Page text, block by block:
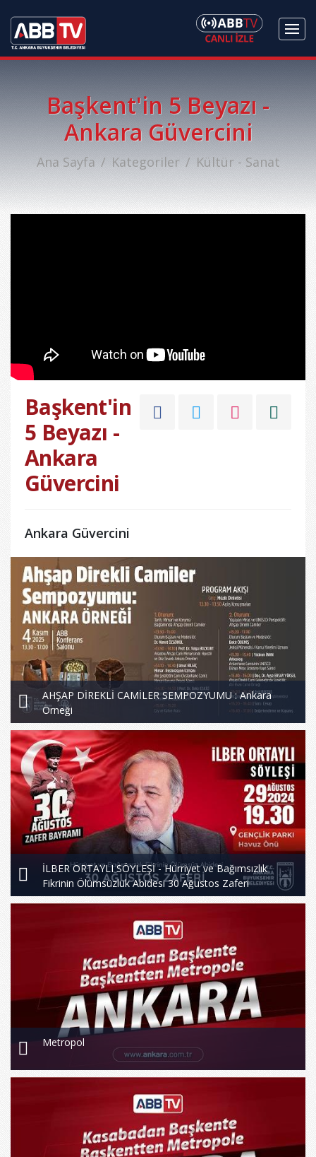
Başkent'in 5 Beyazı -
Ankara Güvercini
Ana Sayfa Kategoriler Kültür - Sanat
Başkent'in
5 Beyazı -
Ankara
Güvercini
Ankara Güvercini
AHŞAP DİREKLİ CAMİLER SEMPOZYUMU : Ankara
Örneği
İLBER ORTAYLI SÖYLEŞİ - Hürriyet ve Bağımsızlık
Fikrinin Ölümsüzlük Abidesi 30 Ağustos Zaferi
Metropol